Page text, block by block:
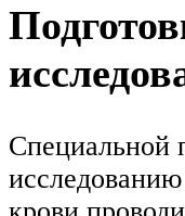
Специальной
исследованию